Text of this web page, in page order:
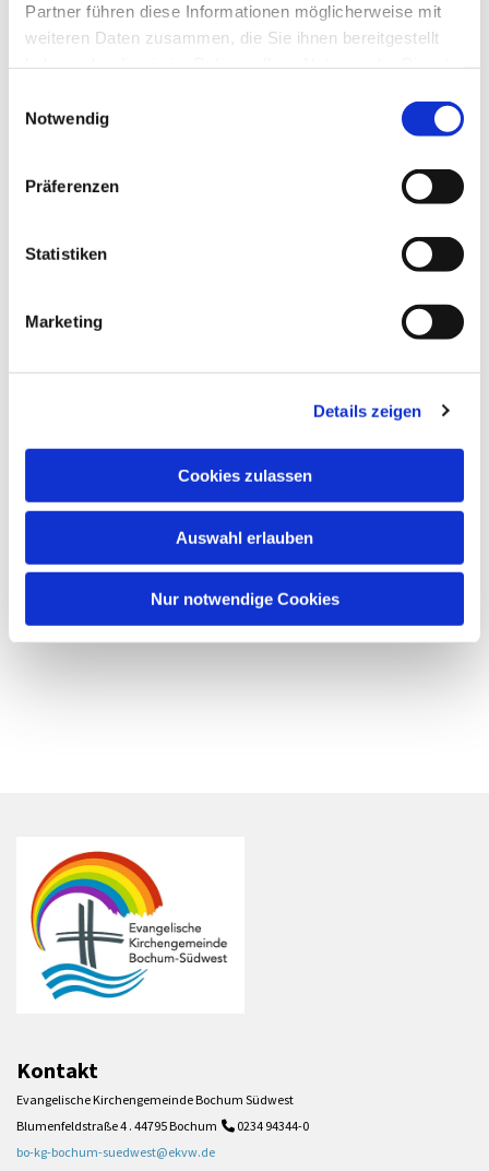
Partner führen diese Informationen möglicherweise mit
weiteren Daten zusammen, die Sie ihnen bereitgestellt
Notwendig
Präferenzen
Statistiken
Marketing
Details zeigen
Cookies zulassen
Auswahl erlauben
Nur notwendige Cookies
Dies könnte Sie auch interessieren
Kontakt
Evangelische Kirchengemeinde Bochum Südwest
Blumenfeldstraße 4 . 44795 Bochum  0234 94344-0
bo-kg-bochum-suedwest@ekvw.de